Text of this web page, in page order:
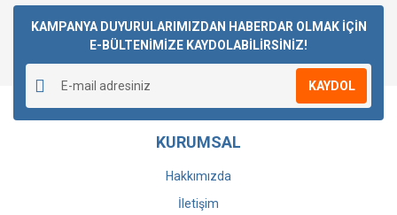
KAMPANYA DUYURULARIMIZDAN HABERDAR OLMAK İÇİN
E-BÜLTENİMİZE KAYDOLABİLİRSİNİZ!
KAYDOL
KURUMSAL
Hakkımızda
İletişim